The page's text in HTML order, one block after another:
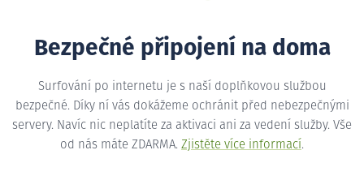
Bezpečné připojení na doma
Surfování po internetu je s naší doplňkovou službou
bezpečné. Díky ní vás dokážeme ochránit před nebezpečnými
servery. Navíc nic neplatíte za aktivaci ani za vedení služby. Vše
od nás máte ZDARMA. Zjistěte více informací.